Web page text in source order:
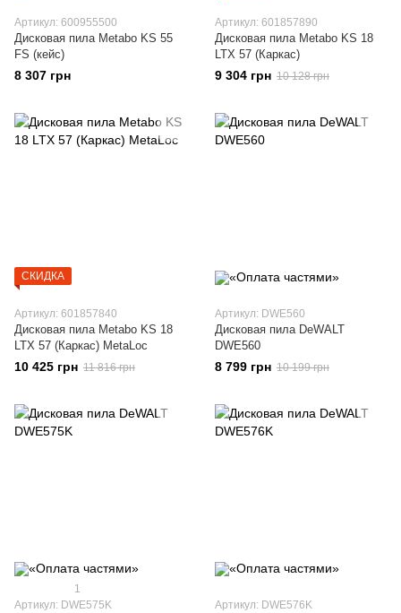
Артикул: 600955500
Дисковая пила Metabo KS 55
FS (кейс)
8 307 грн
Артикул: 601857890
Дисковая пила Metabo KS 18
LTX 57 (Каркас)
9 304 грн 10 128 грн
СКИДКА
Артикул: 601857840
Дисковая пила Metabo KS 18
LTX 57 (Каркас) MetaLoc
10 425 грн 11 816 грн
Артикул: DWE560
Дисковая пила DeWALT
DWE560
8 799 грн 10 199 грн
1
Артикул: DWE575K
Артикул: DWE576K